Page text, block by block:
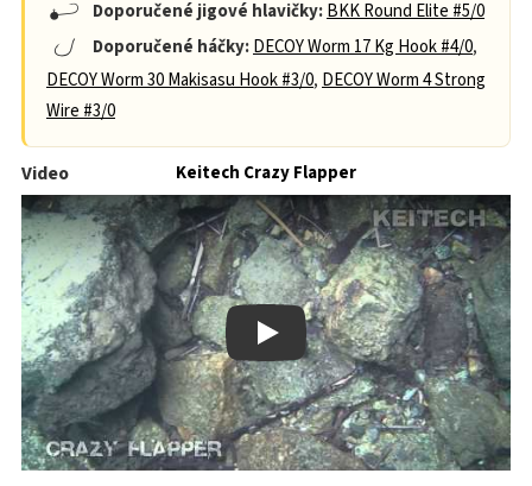
Video Keitech Crazy Flapper
Play
Doporučené jigové hlavičky:BKK Round Elite #5/0
Doporučené háčky:DECOY Worm 17 Kg Hook #4/0,
DECOY Worm 30 Makisasu Hook #3/0, DECOY Worm 4 Strong
Wire #3/0